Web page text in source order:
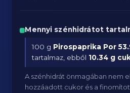
Mennyi szénhidrátot
100 g Pirospaprika Por
tartalmaz, ebből 10.34 g
A szénhidrát önmagában nem
hozzáadott cukor és a